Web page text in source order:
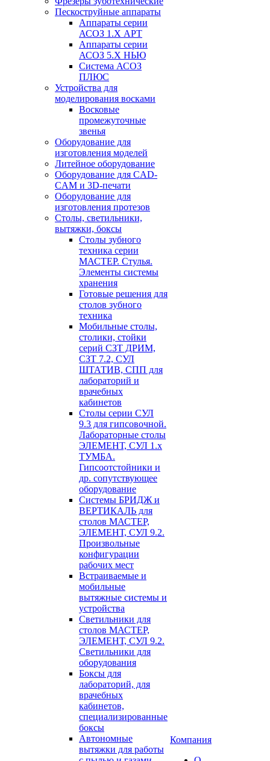
Пескоструйные аппараты
Аппараты серии
АСОЗ 1.Х АРТ
Аппараты серии
АСОЗ 5.Х НЬЮ
Система АСОЗ
ПЛЮС
Устройства для
моделирования восками
Восковые
промежуточные
звенья
Оборудование для
изготовления моделей
Литейное оборудование
Оборудование для CAD-
CAM и 3D-печати
Оборудование для
изготовления протезов
Cтолы, светильники,
вытяжки, боксы
Столы зубного
техника серии
МАСТЕР. Стулья.
Элементы системы
хранения
Готовые решения для
столов зубного
техника
Мобильные столы,
столики, стойки
серий СЗТ ДРИМ,
СЗТ 7.2, СУЛ
ШТАТИВ, СПП для
лабораторий и
врачебных
кабинетов
Столы серии СУЛ
9.3 для гипсовочной.
Лабораторные столы
ЭЛЕМЕНТ, СУЛ 1.х
ТУМБА.
Гипсоотстойники и
др. сопутствующее
оборудование
Системы БРИДЖ и
ВЕРТИКАЛЬ для
столов МАСТЕР,
ЭЛЕМЕНТ, СУЛ 9.2.
Произвольные
конфигурации
рабочих мест
Встраиваемые и
мобильные
вытяжные системы и
устройства
Светильники для
столов МАСТЕР,
ЭЛЕМЕНТ, СУЛ 9.2.
Светильники для
оборудования
Боксы для
лабораторий, для
врачебных
кабинетов,
специализированные
боксы
Автономные
вытяжки для работы
Компания